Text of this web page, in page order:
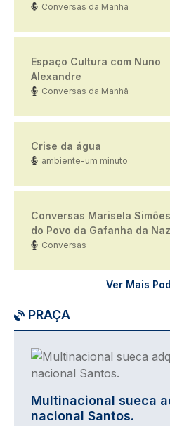
Conversas da Manhã
Espaço Cultura com Nuno
Alexandre
Conversas da Manhã
Crise da água
ambiente-um minuto
Conversas Marisela
do Povo da Gafanha da
Conversas
Ver Mais
PRAÇA
Imagem
Multinacional sueca
nacional Santos.